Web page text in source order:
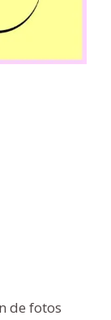
de fotos